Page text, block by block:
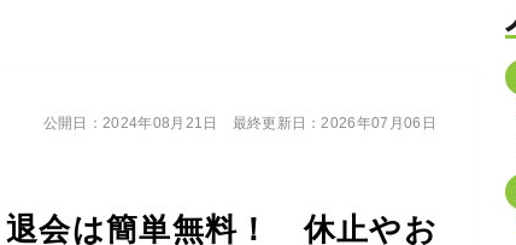
退会は簡単無料！ 休止やお
公開日：2024年08月21日 最終更新日：2026年07月06日